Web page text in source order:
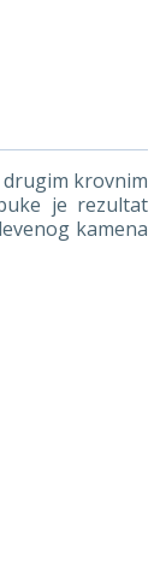
drugim krovnim
je rezultat
kamena